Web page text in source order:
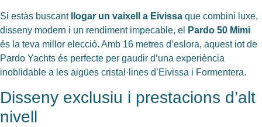
Si estàs buscant llogar un vaixell a Eivissa que combini luxe,
disseny modern i un rendiment impecable, el
Pardo 50 Mimi
és la teva millor elecció. Amb 16 metres d’eslora, aquest iot de
Pardo Yachts és perfecte per gaudir d’una experiència
inoblidable a les aigües cristal·lines d’Eivissa i Formentera.
Disseny exclusiu i prestacions d’alt
nivell